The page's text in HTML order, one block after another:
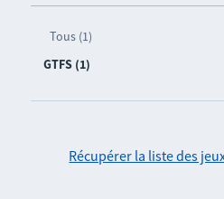
Tous (1)
GTFS (1)
Récupérer la liste des